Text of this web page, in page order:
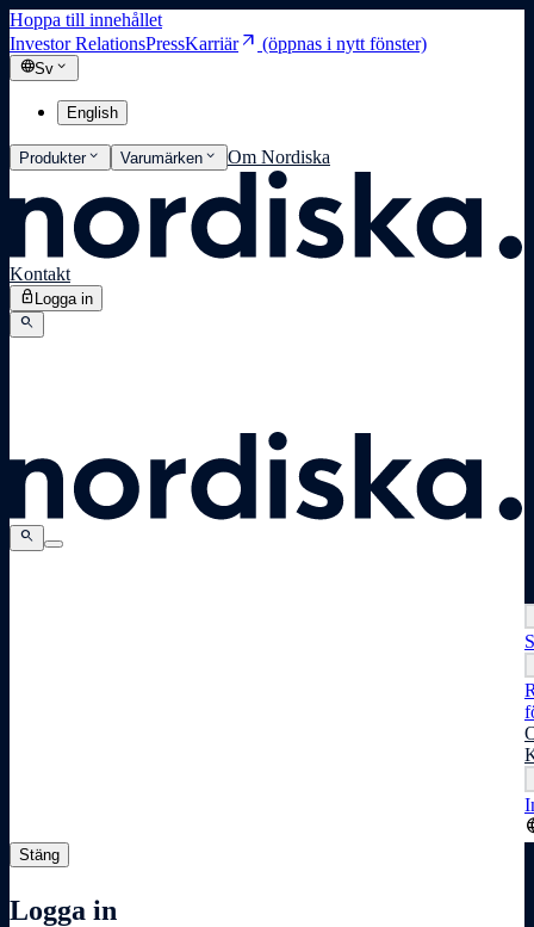
Hoppa till innehållet
Investor RelationsPressKarriärarrow_outward (öppnas i nytt fönster)
languageSv expand_more
English
Produkterexpand_more Varumärken expand_more Om Nordiska
Kontakt
lock Logga in
search
search
Stäng
Logga in